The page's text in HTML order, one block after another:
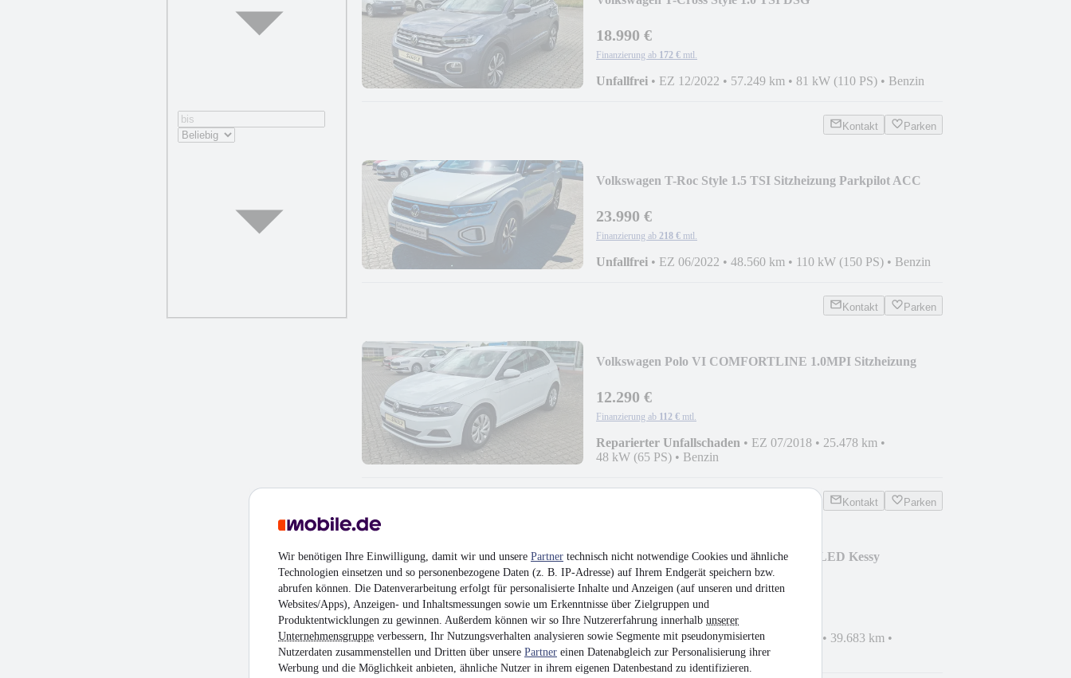
Wir benötigen Ihre Einwilligung, damit wir und unsere Partner technisch nicht notwendige Cookies und ähnliche
Technologien einsetzen und so personenbezogene Daten (z. B. IP-Adresse) auf Ihrem Endgerät speichern bzw.
abrufen können. Die Datenverarbeitung erfolgt für personalisierte Inhalte und Anzeigen (auf unseren und dritten
Websites/Apps), Anzeigen- und Inhaltsmessungen sowie um Erkenntnisse über Zielgruppen und
Produktentwicklungen zu gewinnen. Außerdem können wir so Ihre Nutzererfahrung innerhalb unserer
Unternehmensgruppe verbessern, Ihr Nutzungsverhalten analysieren sowie Segmente mit pseudonymisierten
Nutzerdaten zusammenstellen und Dritten über unsere Partner einen Datenabgleich zur Personalisierung ihrer
Werbung und die Möglichkeit anbieten, ähnliche Nutzer in ihrem eigenen Datenbestand zu identifizieren.
18.990 €
Finanzierung ab 172 € mtl.
Unfallfrei • EZ 12/2022 • 57.249 km • 81 kW (110 PS) • Benzin
Kontakt Parken
Volkswagen T-Roc Style 1.5 TSI Sitzheizung Parkpilot ACC
23.990 €
Finanzierung ab 218 € mtl.
Unfallfrei • EZ 06/2022 • 48.560 km • 110 kW (150 PS) • Benzin
Kontakt Parken
Volkswagen Polo VI COMFORTLINE 1.0MPI Sitzheizung
12.290 €
Finanzierung ab 112 € mtl.
Reparierter Unfallschaden • EZ 07/2018 • 25.478 km •
48 kW (65 PS) • Benzin
Kontakt Parken
Volkswagen T-Roc STYLE 1.5TSI ACC LED Kessy
Sitzheizung
17.490 €¹
Finanzierung ab 159 € mtl.
Beschädigt•Unfallfahrzeug•EZ 03/2022 • 39.683 km •
110 kW (150 PS)•Benzin